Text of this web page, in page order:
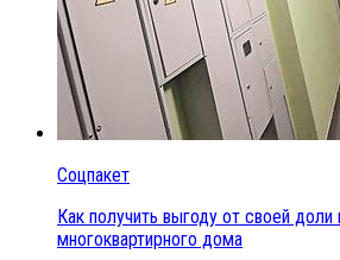
Соцпакет
Как получить выгоду от своей
многоквартирного дома